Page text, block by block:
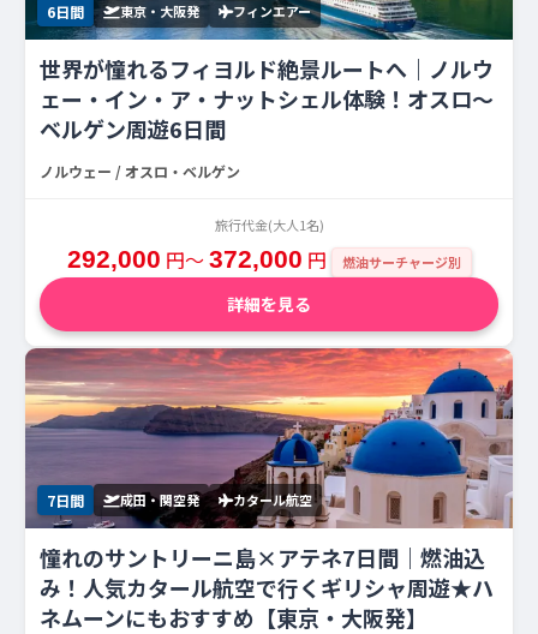
6日間 東京・大阪発 フィンエアー
世界が憧れるフィヨルド絶景ルートへ｜ノルウ
ェー・イン・ア・ナットシェル体験！オスロ〜
ベルゲン周遊6日間
ノルウェー / オスロ・ベルゲン
旅行代金(大人1名)
292,000 円〜372,000 円 燃油サーチャージ別
詳細を見る
7日間 成田・関空発 カタール航空
憧れのサントリーニ島×アテネ7日間｜燃油込
み！人気カタール航空で行くギリシャ周遊★ハ
ネムーンにもおすすめ【東京・大阪発】